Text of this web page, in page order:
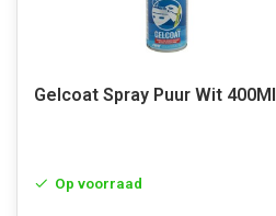
Gelcoat Spray Puur Wit 400Ml
Op voorraad